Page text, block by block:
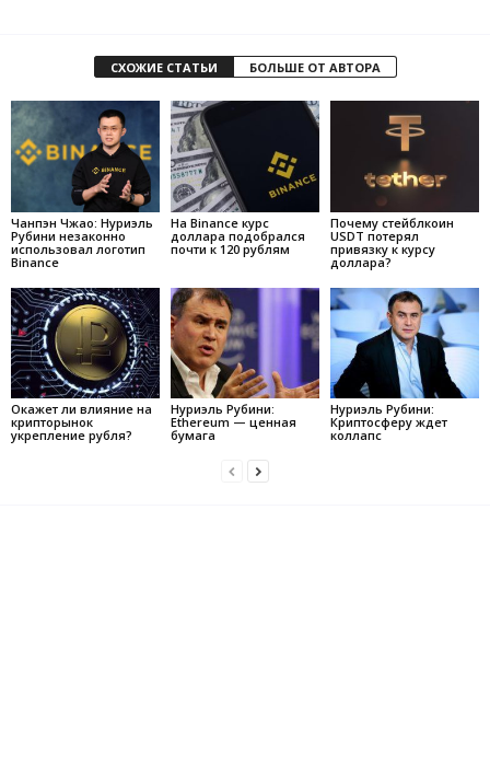
СХОЖИЕ СТАТЬИ БОЛЬШЕ ОТ АВТОРА
Чанпэн Чжао: Нуриэль
Рубини незаконно
использовал логотип
Binance
На Binance курс
доллара подобрался
почти к 120 рублям
Почему стейблкоин
USDT потерял
привязку к курсу
доллара?
Окажет ли влияние на
крипторынок
укрепление рубля?
Нуриэль Рубини:
Ethereum — ценная
бумага
Нуриэль Рубини:
Криптосферу ждет
коллапс